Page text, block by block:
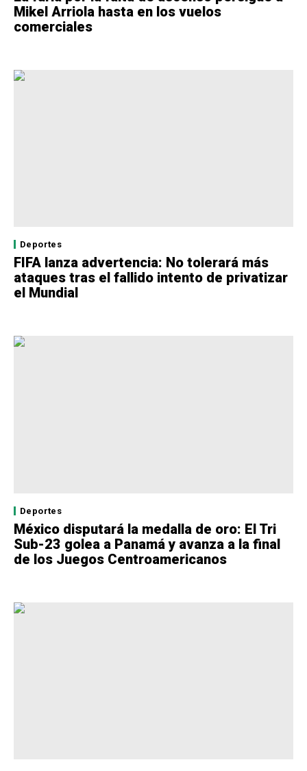
Mikel Arriola hasta en los vuelos
comerciales
Deportes
FIFA lanza advertencia: No tolerará más
ataques tras el fallido intento de privatizar
el Mundial
Deportes
México disputará la medalla de oro: El Tri
Sub-23 golea a Panamá y avanza a la final
de los Juegos Centroamericanos